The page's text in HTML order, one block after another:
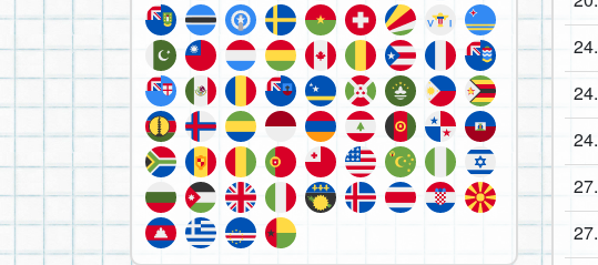
24.
24.
24.
27.
27.